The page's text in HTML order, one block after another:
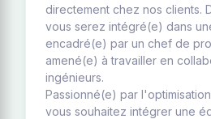
directement chez nos clients.
vous serez intégré(e) dans
encadré(e) par un chef de
amené(e) à travailler en
ingénieurs.
Passionné(e) par
vous souhaitez intégrer une